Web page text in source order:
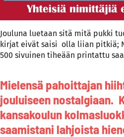
Jouluna luetaan sitä mitä pukki
kirjat eivät saisi olla liian pitkiä;
500 sivuinen tiheään printattu
Mielensä pahoittajan
jouluiseen nostalgiaan.
kansakoulun
saamistani lahjoista